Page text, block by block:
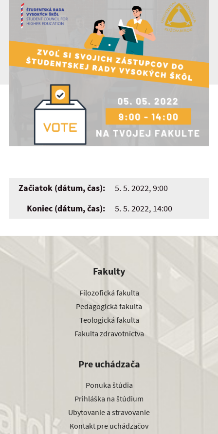
Začiatok (dátum, čas):
5. 5. 2022, 9:00
Koniec (dátum, čas):
5. 5. 2022, 14:00
Fakulty
Filozofická fakulta
Pedagogická fakulta
Teologická fakulta
Fakulta zdravotníctva
Pre uchádzača
Ponuka štúdia
Prihláška na štúdium
Ubytovanie a stravovanie
Kontakt pre uchádzačov